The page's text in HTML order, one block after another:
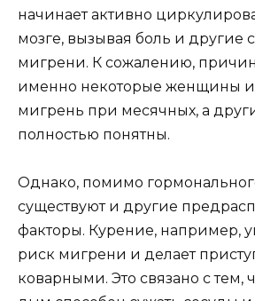
начинает активно
мозге, вызывая боль и другие
мигрени. К сожалению,
именно некоторые женщины
мигрень при месячных, а
полностью понятны.
Однако, помимо
существуют и другие
факторы. Курение, например,
риск мигрени и делает
коварными. Это связано с тем,